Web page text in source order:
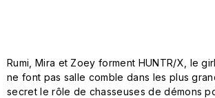
Rumi, Mira et Zoey forment HUNTR/X, le
ne font pas salle comble dans les plus
secret le rôle de chasseuses de démons